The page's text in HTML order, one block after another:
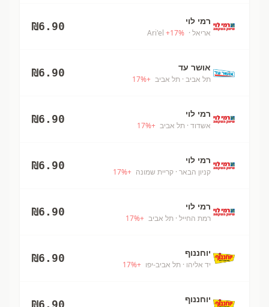
רמי לוי
אריאל · Ari'el
+17%
₪6.90
אושר עד
תל אביב · תל אביב +
17%
₪6.90
רמי לוי
אשדוד · תל אביב +
17%
₪6.90
רמי לוי
קניון הבאר · קריית שמונה +
17%
₪6.90
רמי לוי
רמת החייל · תל אביב +
17%
₪6.90
יוחננוף
יד אליהו · תל אביב-יפו +
17%
₪6.90
יוחננוף ₪6.90